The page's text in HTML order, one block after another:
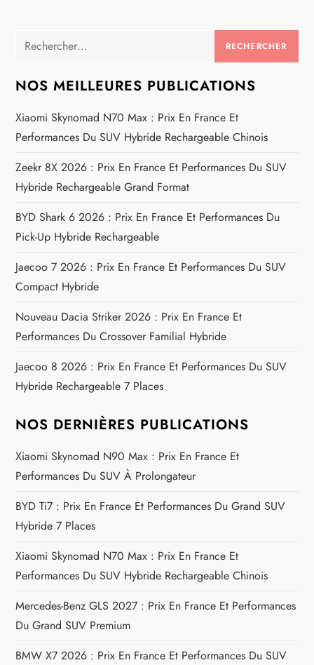
a
t
i
o
n
d
e
l
’
a
r
t
c
l
e
Rechercher :
NOS MEILLEURES PUBLICATIONS
Xiaomi Skynomad N70 Max : Prix En France Et
Performances Du SUV Hybride Rechargeable Chinois
Zeekr 8X 2026 : Prix En France Et Performances Du SUV
Hybride Rechargeable Grand Format
BYD Shark 6 2026 : Prix En France Et Performances Du
Pick-Up Hybride Rechargeable
Jaecoo 7 2026 : Prix En France Et Performances Du SUV
Compact Hybride
Nouveau Dacia Striker 2026 : Prix En France Et
Performances Du Crossover Familial Hybride
Jaecoo 8 2026 : Prix En France Et Performances Du SUV
Hybride Rechargeable 7 Places
NOS DERNIÈRES PUBLICATIONS
Xiaomi Skynomad N90 Max : Prix En France Et
Performances Du SUV À Prolongateur
BYD Ti7 : Prix En France Et Performances Du Grand SUV
Hybride 7 Places
Xiaomi Skynomad N70 Max : Prix En France Et
Performances Du SUV Hybride Rechargeable Chinois
Mercedes-Benz GLS 2027 : Prix En France Et Performances
Du Grand SUV Premium
BMW X7 2026 : Prix En France Et Performances Du SUV